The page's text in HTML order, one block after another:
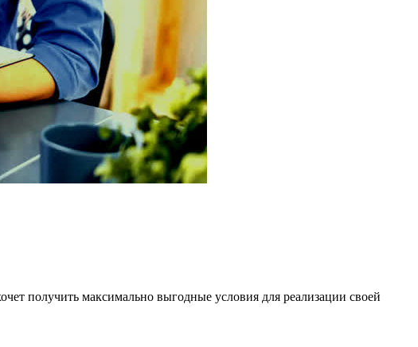
получить максимально выгодные условия для реализации своей